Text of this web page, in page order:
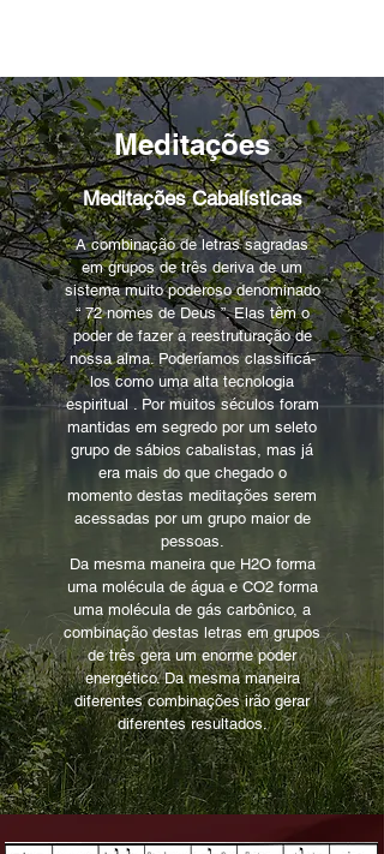
Meditações
Meditações Cabalísticas
A combinação de letras sagradas
em grupos de três deriva de um
sistema muito poderoso denominado
“ 72 nomes de Deus ”. Elas têm o
poder de fazer a reestruturação de
nossa alma. Poderíamos classificá-
los como uma alta tecnologia
espiritual . Por muitos séculos foram
mantidas em segredo por um seleto
grupo de sábios cabalistas, mas já
era mais do que chegado o
momento destas meditações serem
acessadas por um grupo maior de
pessoas.
Da mesma maneira que H2O forma
uma molécula de água e CO2 forma
uma molécula de gás carbônico, a
combinação destas letras em grupos
de três gera um enorme poder
energético. Da mesma maneira
diferentes combinações irão gerar
diferentes resultados.